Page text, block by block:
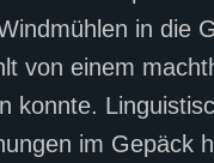
in die
von einem
konnte.
im Gepäck